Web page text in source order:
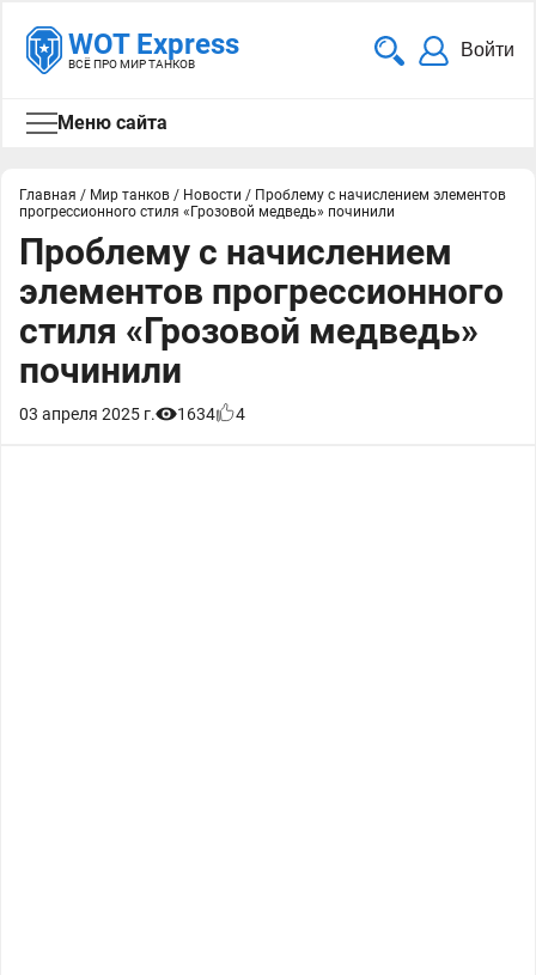
WOT Express
ВСЁ ПРО МИР ТАНКОВ
Войти
Меню сайта
Главная / Мир танков / Новости / Проблему с начислением элементов
прогрессионного стиля «Грозовой медведь» починили
Проблему с начислением
элементов прогрессионного
стиля «Грозовой медведь»
починили
03 апреля 2025 г. 1634 4